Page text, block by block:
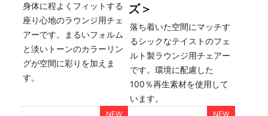
身体に程よくフィットする
座り心地のラウンジ用チェ
アーです。まるいフォルム
と淡いトーンのカラーリン
グが空間に彩りを加えま
す。
ズ＞
落ち着いた空間にマッチす
るシックなテイストのフェ
ルト製ラウンジ用チェアー
です。環境に配慮した
100％再生素材を使用して
います。